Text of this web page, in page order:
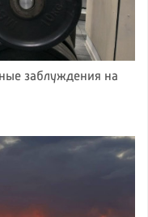
заблуждения на